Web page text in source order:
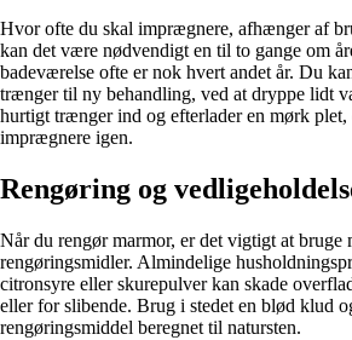
Hvor ofte du skal imprægnere, afhænger af
kan det være nødvendigt en til to gange om
badeværelse ofte er nok hvert andet år. Du
trænger til ny behandling, ved at dryppe lidt
hurtigt trænger ind og efterlader en mørk plet,
imprægnere igen.
Rengøring og
Når du rengør marmor, er det vigtigt at bruge
rengøringsmidler. Almindelige
citronsyre eller skurepulver kan skade
eller for slibende. Brug i stedet en blød klud
rengøringsmiddel beregnet til natursten.